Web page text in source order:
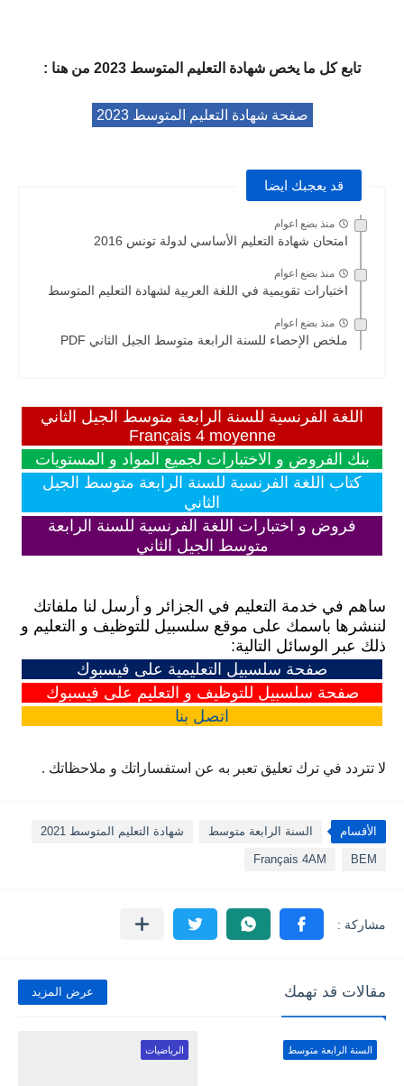
تابع كل ما يخص شهادة التعليم المتوسط 2023 من هنا :
صفحة شهادة التعليم المتوسط 2023
قد يعجبك ايضا
منذ بضع اعوام
امتحان شهادة التعليم الأساسي لدولة تونس 2016
منذ بضع اعوام
اختبارات تقويمية في اللغة العربية لشهادة التعليم المتوسط
منذ بضع اعوام
ملخص الإحصاء للسنة الرابعة متوسط الجيل الثاني PDF
اللغة الفرنسية للسنة الرابعة متوسط الجيل الثاني
Français 4 moyenne
بنك الفروض و الاختبارات لجميع المواد و المستويات
كتاب اللغة الفرنسية للسنة الرابعة متوسط الجيل
الثاني
فروض و اختبارات اللغة الفرنسية للسنة الرابعة
متوسط الجيل الثاني
ساهم في خدمة التعليم في الجزائر و أرسل لنا ملفاتك
لننشرها باسمك على موقع سلسبيل للتوظيف و التعليم و
ذلك عبر الوسائل التالية:
صفحة سلسبيل التعليمية على فيسبوك
صفحة سلسبيل للتوظيف و التعليم على فيسبوك
اتصل بنا
لا تتردد في ترك تعليق تعبر به عن استفساراتك و ملاحظاتك .
الأقسام السنة الرابعة متوسط شهادة التعليم المتوسط 2021
BEM
Français 4AM
مقالات قد تهمك عرض المزيد
السنة الرابعة متوسط الرياضيات